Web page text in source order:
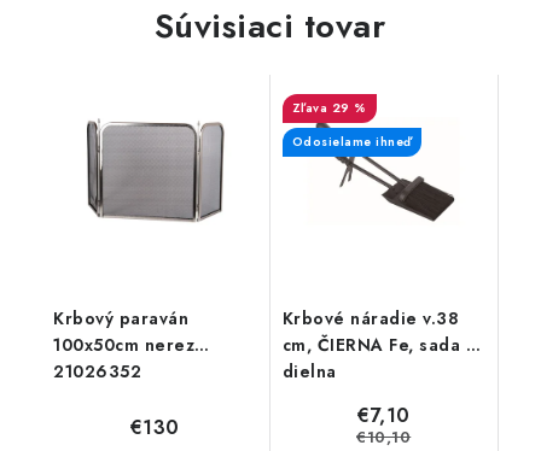
Súvisiaci tovar
Krbový paraván
100x50cm nerez
21026352
€130
Krbové náradie v.38
cm, ČIERNA Fe, sada 2
dielna
29 %
Odosielame ihneď
€7,10
€10,10